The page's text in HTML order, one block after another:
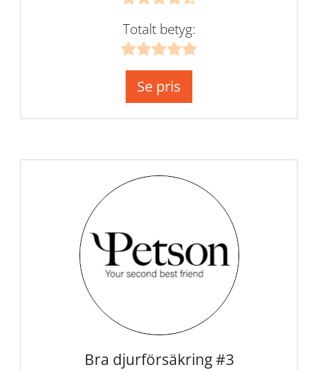
Totalt betyg:
Se pris
Bra djurförsäkring #3